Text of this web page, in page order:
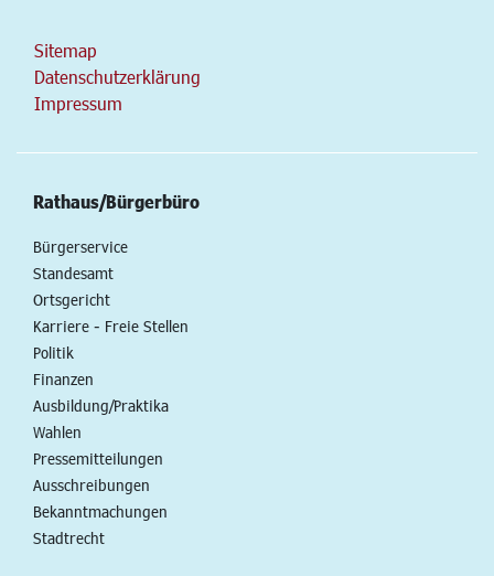
Sitemap
Datenschutzerklärung
Impressum
Rathaus/Bürgerbüro
Bürgerservice
Standesamt
Ortsgericht
Karriere - Freie Stellen
Politik
Finanzen
Ausbildung/Praktika
Wahlen
Pressemitteilungen
Ausschreibungen
Bekanntmachungen
Stadtrecht